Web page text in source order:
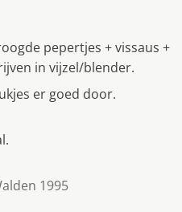
pepertjes + vissaus +
in vijzel/blender.
er goed door.
1995